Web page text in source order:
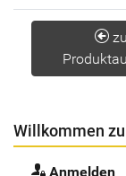
Willkommen
Anmelden